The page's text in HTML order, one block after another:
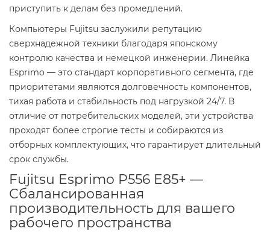
приступить к делам без промедлений.
Компьютеры Fujitsu заслужили репутацию
сверхнадежной техники благодаря японскому
контролю качества и немецкой инженерии. Линейка
Esprimo — это стандарт корпоративного сегмента, где
приоритетами являются долговечность компонентов,
тихая работа и стабильность под нагрузкой 24/7. В
отличие от потребительских моделей, эти устройства
проходят более строгие тесты и собираются из
отборных комплектующих, что гарантирует длительный
срок службы.
Fujitsu Esprimo P556 E85+ —
Сбалансированная
производительность для вашего
рабочего пространства